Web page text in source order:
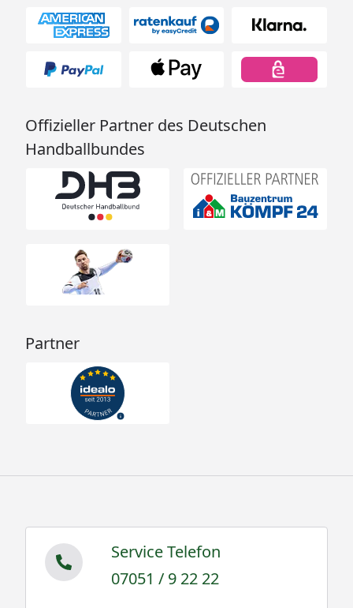
Offizieller Partner des Deutschen
Handballbundes
Partner
Service Telefon
07051 / 9 22 22